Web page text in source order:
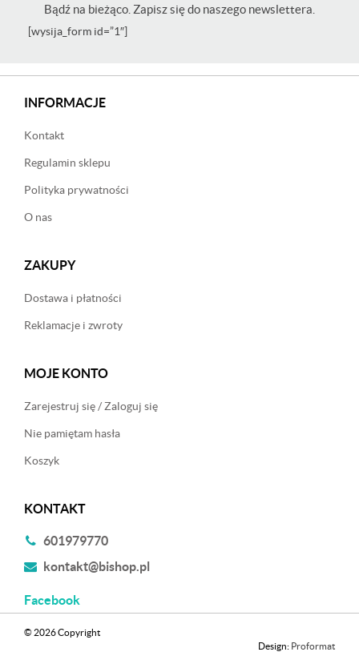
Bądź na bieżąco. Zapisz się do naszego newslettera.
[wysija_form id=”1″]
INFORMACJE
Kontakt
Regulamin sklepu
Polityka prywatności
O nas
ZAKUPY
Dostawa i płatności
Reklamacje i zwroty
MOJE KONTO
Zarejestruj się / Zaloguj się
Nie pamiętam hasła
Koszyk
KONTAKT
601979770
kontakt@bishop.pl
Facebook
© 2026 Copyright
Design: Proformat